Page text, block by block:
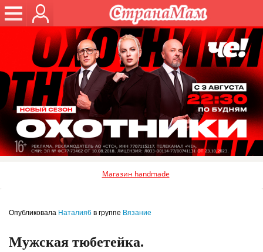
Магазин handmade
Опубликовала Наталия6 в группе Вязание
Мужская тюбетейка.